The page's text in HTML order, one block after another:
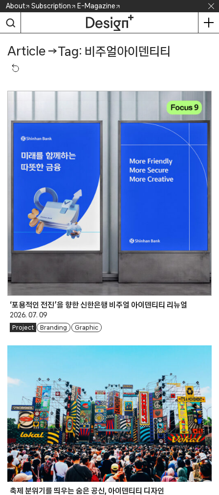
Skip
content
About Subscription E-Magazine
Article →Tag: 비주얼아이덴티티
‘포용적인 전진’을 향한 신한은행 비주얼 아이덴티티 리뉴얼
2026. 07. 09
Project Branding Graphic
축제 분위기를 띄우는 숨은 공신, 아이덴티티 디자인